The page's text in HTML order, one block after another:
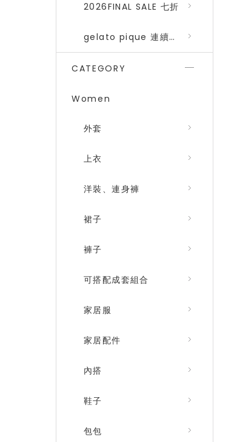
2026FINAL SALE 七折
gelato pique 連續品番八折
CATEGORY
Women
外套
上衣
洋裝、連身褲
裙子
褲子
可搭配成套組合
家居服
家居配件
內搭
鞋子
包包